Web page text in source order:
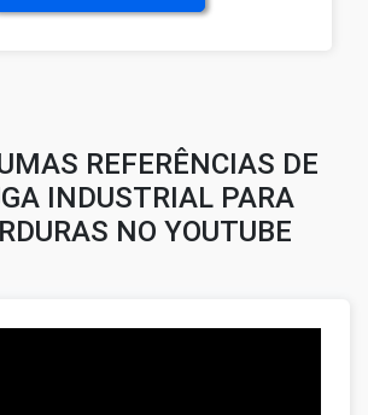
REFERÊNCIAS DE
INDUSTRIAL PARA
NO YOUTUBE